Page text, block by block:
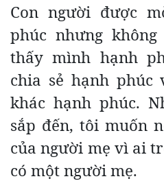
Con người được
phúc nhưng
thấy mình hạnh
chia sẻ hạnh phúc
khác hạnh phúc.
sắp đến, tôi muốn
của người mẹ vì ai
có một người mẹ.